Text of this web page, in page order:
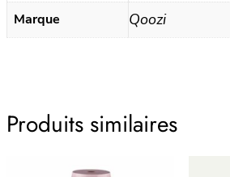
Marque Qoozi
Produits similaires